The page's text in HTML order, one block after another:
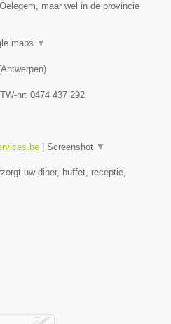
maar wel in de provincie
maps ▼
Antwerpen)
nr: 0474 437 292
Screenshot ▼
uw diner, buffet, receptie,